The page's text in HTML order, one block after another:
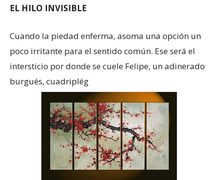
EL HILO INVISIBLE
Cuando la piedad enferma, asoma una opción un
poco irritante para el sentido común. Ese será el
intersticio por donde se cuele Felipe, un adinerado
burgués, cuadriplég